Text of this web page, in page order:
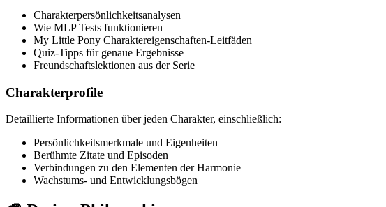
Charakterpersönlichkeitsanalysen
Wie MLP Tests funktionieren
My Little Pony Charaktereigenschaften-Leitfäden
Quiz-Tipps für genaue Ergebnisse
Freundschaftslektionen aus der Serie
Charakterprofile
Detaillierte Informationen über jeden Charakter, einschließlich:
Persönlichkeitsmerkmale und Eigenheiten
Berühmte Zitate und Episoden
Verbindungen zu den Elementen der Harmonie
Wachstums- und Entwicklungsbögen